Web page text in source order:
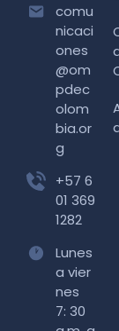
comu
nicaci
ones
@om
pdec
olom
bia.or
g
+57 6
01 369
1282
Lunes
a vier
nes
7: 30